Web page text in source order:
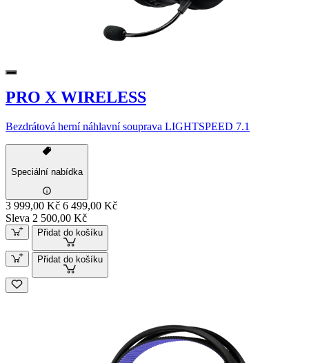
PRO X WIRELESS
Bezdrátová herní náhlavní souprava LIGHTSPEED 7.1
Speciální nabídka
3 999,00 Kč 6 499,00 Kč
Sleva 2 500,00 Kč
Přidat do košíku
Přidat do košíku